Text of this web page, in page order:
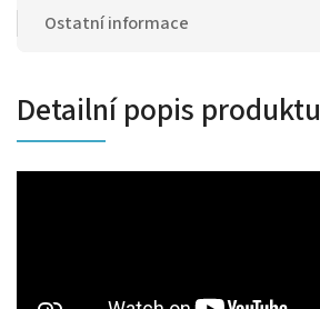
Ostatní informace
Detailní popis produktu